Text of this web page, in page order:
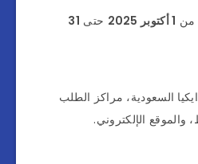
من 1 أكتوبر 2025 حتى 31
السعودية، مراكز الطلب
والموقع الإلكتروني.